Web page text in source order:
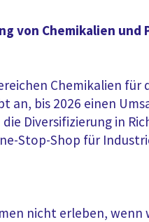
von Chemikalien und
Chemikalien
an, bis 2026 einen
Diversifizierung in
Stop-Shop für
nicht erleben, wenn